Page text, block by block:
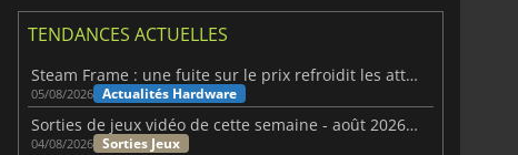
TENDANCES ACTUELLES
Steam Frame : une fuite sur le prix refroidit les attentes VR
05/08/2026 Actualités Hardware
Sorties de jeux vidéo de cette semaine - août 2026 (semaine 32)
04/08/2026 Sorties Jeux